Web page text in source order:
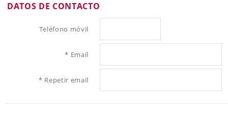
DATOS DE CONTACTO
Teléfono móvil
* Email
* Repetir email